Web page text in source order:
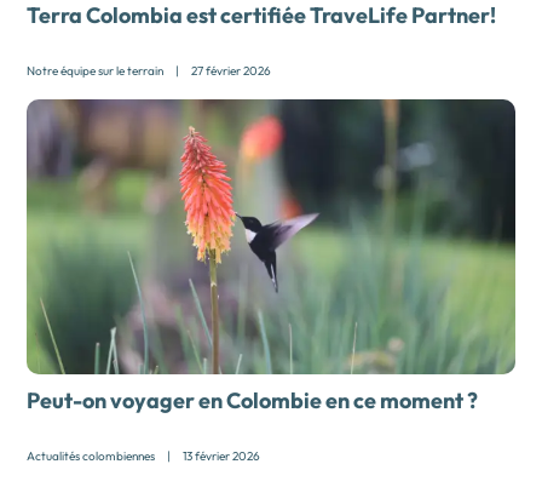
Terra Colombia est certifiée TraveLife Partner!
Notre équipe sur le terrain | 27 février 2026
Peut-on voyager en Colombie en ce moment ?
Actualités colombiennes | 13 février 2026